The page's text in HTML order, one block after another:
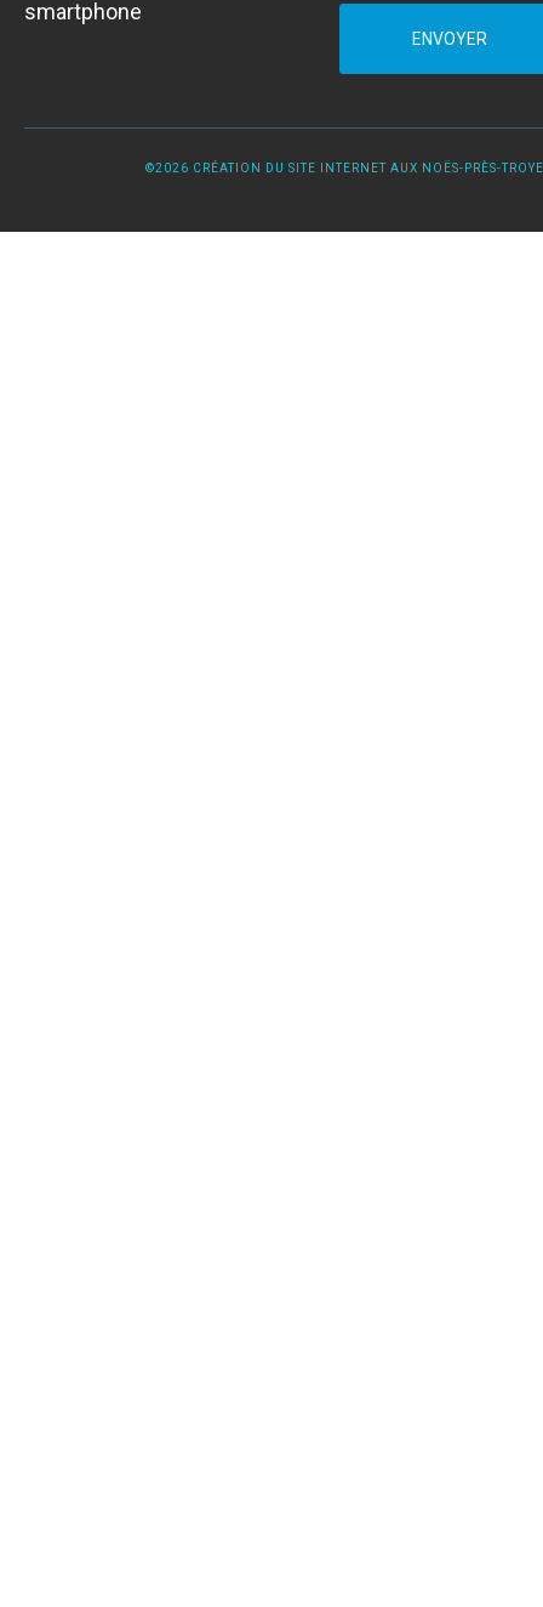
smartphone
ENVOYER
©2026 CRÉATION DU SITE INTERNET AUX NOËS-PRÈS-